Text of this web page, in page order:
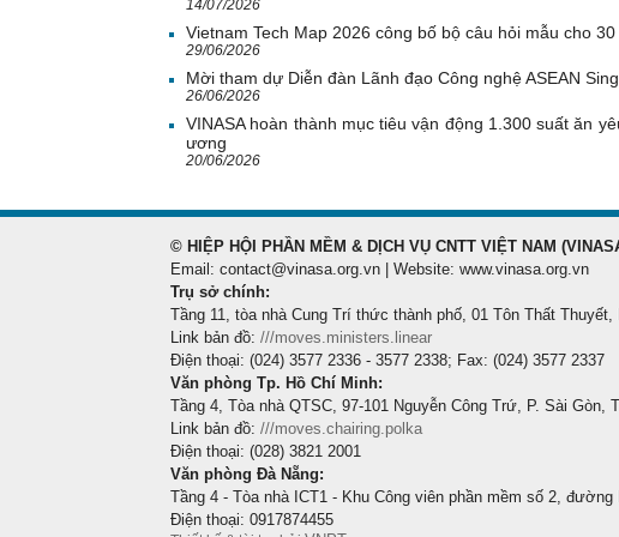
14/07/2026
Vietnam Tech Map 2026 công bố bộ câu hỏi mẫu cho
29/06/2026
Mời tham dự Diễn đàn Lãnh đạo Công nghệ ASEAN
26/06/2026
VINASA hoàn thành mục tiêu vận động 1.300 suất ăn
ương
20/06/2026
© HIỆP HỘI PHẦN MỀM & DỊCH VỤ CNTT VIỆT NAM
Email: contact@vinasa.org.vn | Website: www.vinasa.org.vn
Trụ sở chính:
Tầng 11, tòa nhà Cung Trí thức thành phố, 01 Tôn Thất Thuyết,
Link bản đồ: ///moves.ministers.linear
Điện thoại: (024) 3577 2336 - 3577 2338; Fax: (024) 3577 2337
Văn phòng Tp. Hồ Chí Minh:
Tầng 4, Tòa nhà QTSC, 97-101 Nguyễn Công Trứ, P. Sài Gòn,
Link bản đồ: ///moves.chairing.polka
Điện thoại: (028) 3821 2001
Văn phòng Đà Nẵng:
Tầng 4 - Tòa nhà ICT1 - Khu Công viên phần mềm số 2,
Điện thoại: 0917874455